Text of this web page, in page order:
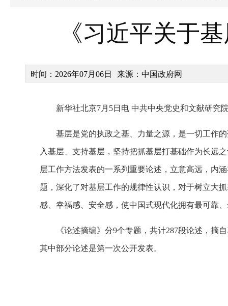
《习近平关于
时间：2026年07月06日 来源：中国政府网
新华社北京7月5日电 中共中央党史和文献研究
基层是党的执政之基、力量之源，是一切工作
入基层、支持基层，坚持把抓基层打基础作为长远
层工作方法发表的一系列重要论述，立意高远，内
题，深化了对基层工作的规律性认识，对于树立大
感、幸福感、安全感，使中国式现代化拥有最可靠
《论述摘编》分9个专题，共计287段论述，摘
其中部分论述是第一次公开发表。